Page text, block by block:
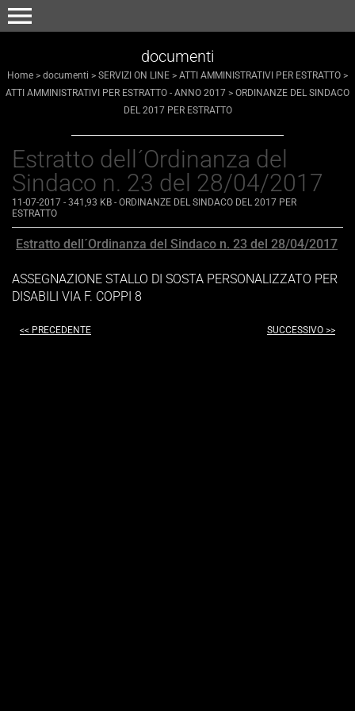
menu
documenti
Home > documenti > SERVIZI ON LINE > ATTI AMMINISTRATIVI PER ESTRATTO >
ATTI AMMINISTRATIVI PER ESTRATTO - ANNO 2017 > ORDINANZE DEL SINDACO
DEL 2017 PER ESTRATTO
Estratto dell´Ordinanza del
Sindaco n. 23 del 28/04/2017
11-07-2017 - 341,93 KB - ORDINANZE DEL SINDACO DEL 2017 PER
ESTRATTO
Estratto dell´Ordinanza del Sindaco n. 23 del 28/04/2017
ASSEGNAZIONE STALLO DI SOSTA PERSONALIZZATO PER
DISABILI VIA F. COPPI 8
<< PRECEDENTE SUCCESSIVO >>